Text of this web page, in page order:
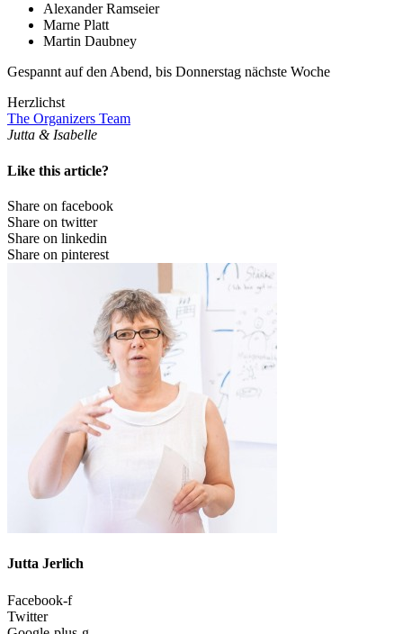
Alexander Ramseier
Marne Platt
Martin Daubney
Gespannt auf den Abend, bis Donnerstag nächste Woche
Herzlichst
The Organizers Team
Jutta & Isabelle
Like this article?
Share on facebook
Share on twitter
Share on linkedin
Share on pinterest
Jutta Jerlich
Facebook-f
Twitter